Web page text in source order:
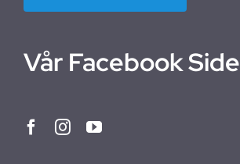
Vår Facebook Side